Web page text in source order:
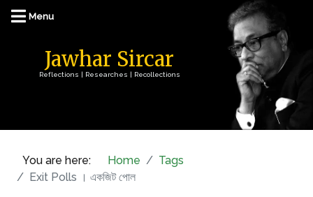
Jawhar Sircar
Reflections | Researches | Recollections
You are here: Home
Tags
Exit Polls । একজিট পোল